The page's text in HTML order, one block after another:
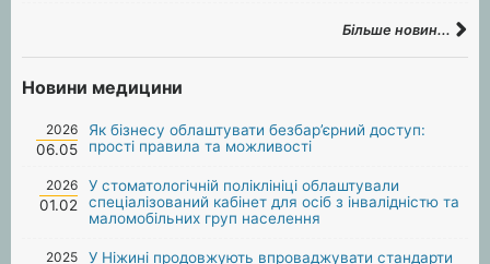
Більше новин...
Новини медицини
2026
06.05
Як бізнесу облаштувати безбар’єрний доступ:
прості правила та можливості
2026
01.02
У стоматологічній поліклініці облаштували
спеціалізований кабінет для осіб з інвалідністю та
маломобільних груп населення
2025
У Ніжині продовжують впроваджувати стандарти